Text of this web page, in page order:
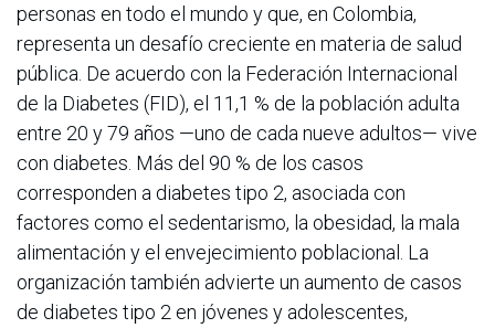
personas en todo el mundo y que, en Colombia,
representa un desafío creciente en materia de salud
pública. De acuerdo con la Federación Internacional
de la Diabetes (FID), el 11,1 % de la población adulta
entre 20 y 79 años —uno de cada nueve adultos— vive
con diabetes. Más del 90 % de los casos
corresponden a diabetes tipo 2, asociada con
factores como el sedentarismo, la obesidad, la mala
alimentación y el envejecimiento poblacional. La
organización también advierte un aumento de casos
de diabetes tipo 2 en jóvenes y adolescentes,